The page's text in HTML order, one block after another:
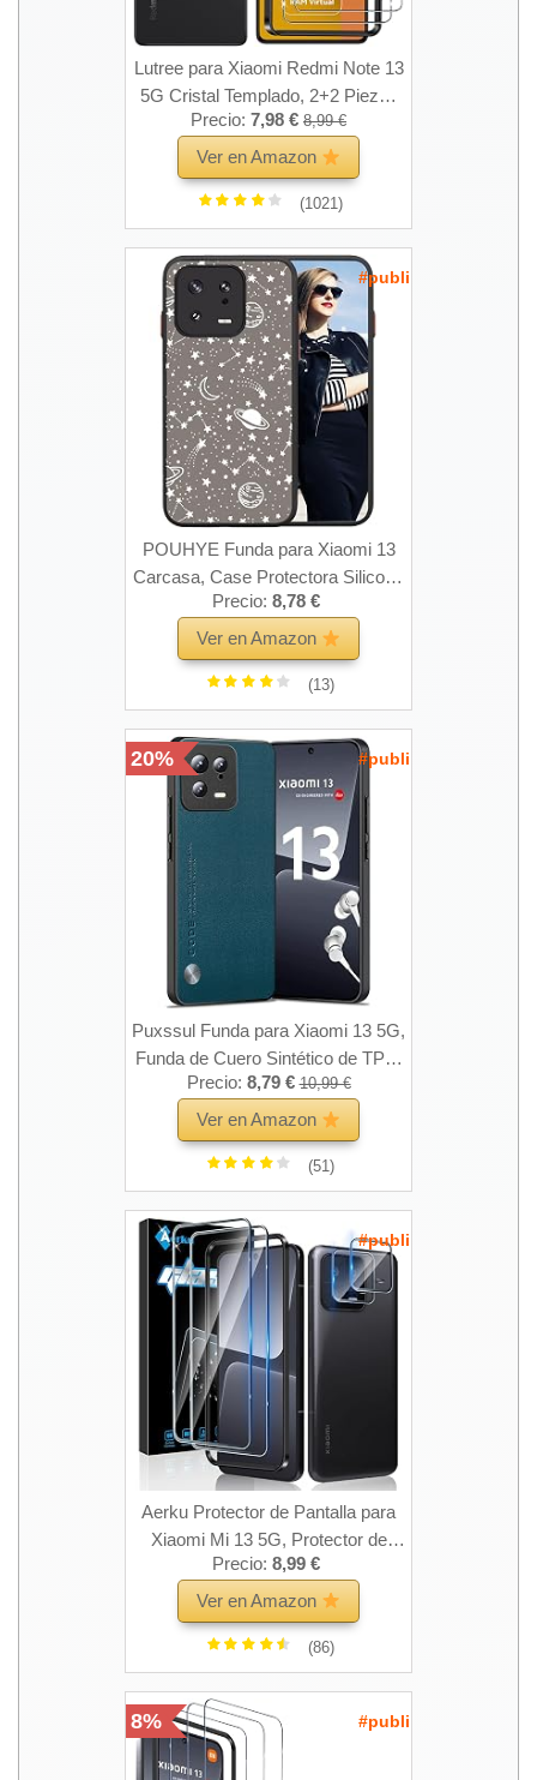
Lutree para Xiaomi Redmi Note 13
5G Cristal Templado, 2+2 Piezas
Protector de Pantalla + Protector
de Lente de Cámara (Negro),
Dureza 9H HD Anti-Arañazos
Vidrio Templado Película
Protectora
Precio: 7,98 € 8,99 €
Ver en Amazon
(1021)
#publi
POUHYE Funda para Xiaomi 13
Carcasa, Case Protectora Silicona
Suave Prueba Golpes, Mate
Translúcida PC Parte Posterior,
Protección Completa Cámara, 3D
Cielo Estrellado Diseño
Precio: 8,78 €
Ver en Amazon
(13)
20% #publi
Puxssul Funda para Xiaomi 13 5G,
Funda de Cuero Sintético de TPU,
Antichoque Antideslizante
Ultraligero para Xiaomi 13 5G
Funda, para Hombres Mujeres
(Azul)
Precio: 8,79 € 10,99 €
Ver en Amazon
(51)
#publi
Aerku Protector de Pantalla para
Xiaomi Mi 13 5G, Protector de
Lente de Cámara [2 + 2 Piezas],
0.33MM HD Transparente 9H Ultra
Resistente Cristal Templado Vidrio
Templado para Xiaomi 13 5G
Precio: 8,99 €
Ver en Amazon
(86)
8% #publi